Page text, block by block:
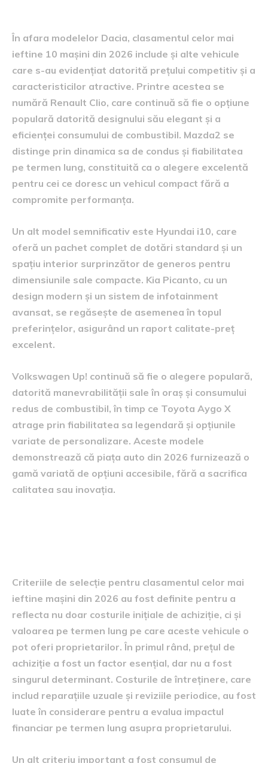
În afara modelelor Dacia, clasamentul celor mai
ieftine 10 mașini din 2026 include și alte vehicule
care s-au evidențiat datorită prețului competitiv și a
caracteristicilor atractive. Printre acestea se
numără Renault Clio, care continuă să fie o opțiune
populară datorită designului său elegant și a
eficienței consumului de combustibil. Mazda2 se
distinge prin dinamica sa de condus și fiabilitatea
pe termen lung, constituită ca o alegere excelentă
pentru cei ce doresc un vehicul compact fără a
compromite performanța.
Un alt model semnificativ este Hyundai i10, care
oferă un pachet complet de dotări standard și un
spațiu interior surprinzător de generos pentru
dimensiunile sale compacte. Kia Picanto, cu un
design modern și un sistem de infotainment
avansat, se regăsește de asemenea în topul
preferințelor, asigurând un raport calitate-preț
excelent.
Volkswagen Up! continuă să fie o alegere populară,
datorită manevrabilității sale în oraș și consumului
redus de combustibil, în timp ce Toyota Aygo X
atrage prin fiabilitatea sa legendară și opțiunile
variate de personalizare. Aceste modele
demonstrează că piața auto din 2026 furnizează o
gamă variată de opțiuni accesibile, fără a sacrifica
calitatea sau inovația.
Criteriile de selecție pentru clasamentul celor mai
ieftine mașini din 2026 au fost definite pentru a
reflecta nu doar costurile inițiale de achiziție, ci și
valoarea pe termen lung pe care aceste vehicule o
pot oferi proprietarilor. În primul rând, prețul de
achiziție a fost un factor esențial, dar nu a fost
singurul determinant. Costurile de întreținere, care
includ reparațiile uzuale și reviziile periodice, au fost
luate în considerare pentru a evalua impactul
financiar pe termen lung asupra proprietarului.
Un alt criteriu important a fost consumul de